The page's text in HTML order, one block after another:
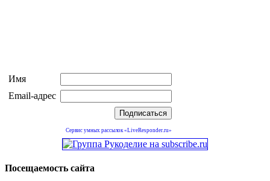
Имя
Email-адрес
Сервис умных рассылок «LiveResponder.ru»
Посещаемость сайта